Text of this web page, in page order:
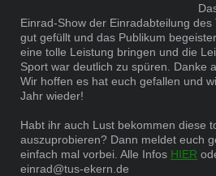
Einrad-Show der Einradabteilung
gut gefüllt und das Publikum
eine tolle Leistung bringen und die
Sport war deutlich zu spüren. Danke
Wir hoffen es hat euch gefallen und
Jahr wieder!
Habt ihr auch Lust bekommen diese
auszuprobieren? Dann meldet euch
einfach mal vorbei. Alle Infos HIER
einrad@tus-ekern.de